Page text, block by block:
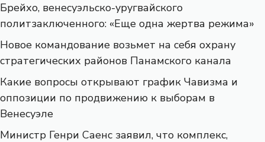
Брейхо, венесуэльско-уругвайского
политзаключенного: «Еще одна жертва режима»
Новое командование возьмет на себя охрану
стратегических районов Панамского канала
Какие вопросы открывают график Чавизма и
оппозиции по продвижению к выборам в
Венесуэле
Министр Генри Саенс заявил, что комплекс,